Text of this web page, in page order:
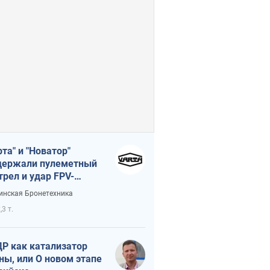
и "Новатор"
пулеметный
и удар FPV-
сохранив жизнь
Бронетехника
т.
как катализатор
или О новом этапе